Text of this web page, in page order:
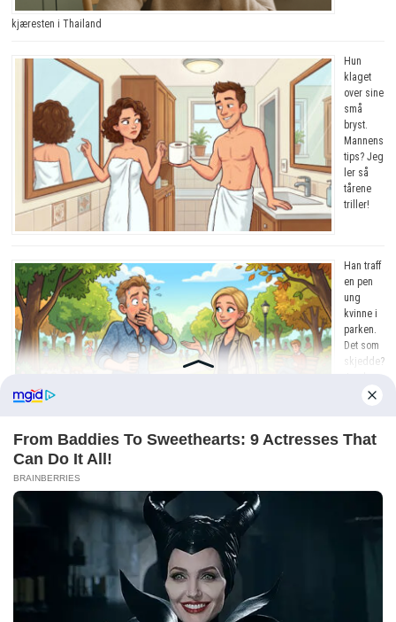
kjæresten i Thailand
Hun
klaget
over sine
små
bryst.
Mannens
tips? Jeg
ler så
tårene
triller!
Han traff
en pen
ung
kvinne i
parken.
Det som
skjedde?
så tårene